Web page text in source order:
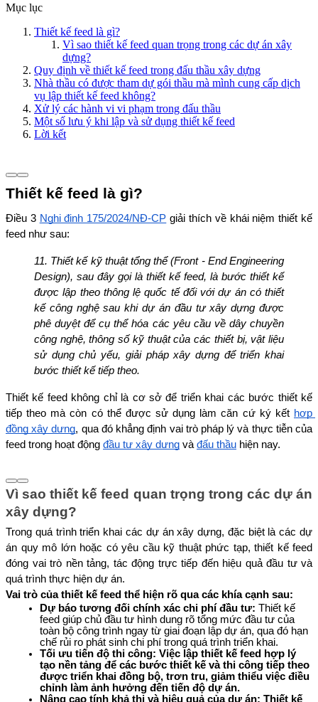
Mục lục
Thiết kế feed là gì?
Vì sao thiết kế feed quan trọng trong các dự án xây
dựng?
Quy định về thiết kế feed trong đấu thầu xây dựng
Nhà thầu có được tham dự gói thầu mà mình cung cấp dịch
vụ lập thiết kế feed không?
Xử lý các hành vi vi phạm trong đấu thầu
Một số lưu ý khi lập và sử dụng thiết kế feed
Lời kết
Thiết kế feed là gì?
Điều 3 Nghị định 175/2024/NĐ-CP giải thích về khái niệm thiết kế
feed như sau:
11. Thiết kế kỹ thuật tổng thể (Front - End Engineering
Design), sau đây gọi là thiết kế feed, là bước thiết kế
được lập theo thông lệ quốc tế đối với dự án có thiết
kế công nghệ sau khi dự án đầu tư xây dựng được
phê duyệt để cụ thể hóa các yêu cầu về dây chuyền
công nghệ, thông số kỹ thuật của các thiết bị, vật liệu
sử dụng chủ yếu, giải pháp xây dựng để triển khai
bước thiết kế tiếp theo.
Thiết kế feed không chỉ là cơ sở để triển khai các bước thiết kế
tiếp theo mà còn có thể được sử dụng làm căn cứ ký kết hợp
đồng xây dựng, qua đó khẳng định vai trò pháp lý và thực tiễn của
feed trong hoạt động đầu tư xây dựng và đấu thầu hiện nay.
Vì sao thiết kế feed quan trọng trong các dự án
xây dựng?
Trong quá trình triển khai các dự án xây dựng, đặc biệt là các dự
án quy mô lớn hoặc có yêu cầu kỹ thuật phức tạp, thiết kế feed
đóng vai trò nền tảng, tác động trực tiếp đến hiệu quả đầu tư và
quá trình thực hiện dự án.
Vai trò của thiết kế feed thể hiện rõ qua các khía cạnh sau:
Dự báo tương đối chính xác chi phí đầu tư: Thiết kế
feed giúp chủ đầu tư hình dung rõ tổng mức đầu tư của
toàn bộ công trình ngay từ giai đoạn lập dự án, qua đó hạn
chế rủi ro phát sinh chi phí trong quá trình triển khai.
Tối ưu tiến độ thi công: Việc lập thiết kế feed hợp lý
tạo nền tảng để các bước thiết kế và thi công tiếp theo
được triển khai đồng bộ, trơn tru, giảm thiểu việc điều
chỉnh làm ảnh hưởng đến tiến độ dự án.
Nâng cao tính khả thi và hiệu quả của dự án: Thiết kế